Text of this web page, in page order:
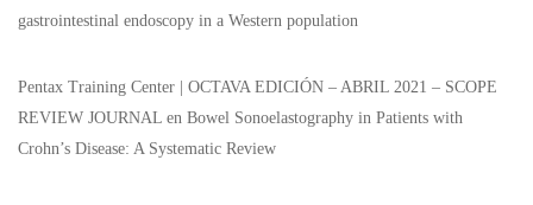
gastrointestinal endoscopy in a Western population
Pentax Training Center | OCTAVA EDICIÓN – ABRIL 2021 – SCOPE
REVIEW JOURNAL en Bowel Sonoelastography in Patients with
Crohn’s Disease: A Systematic Review